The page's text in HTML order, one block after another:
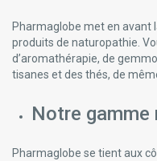
Pharmaglobe met en avant
produits de naturopathie.
d’aromathérapie, de
tisanes et des thés, de
Notre
Pharmaglobe se tient aux